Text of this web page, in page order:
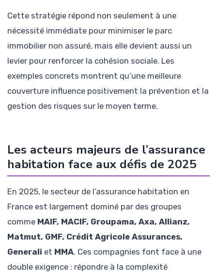
Cette stratégie répond non seulement à une
nécessité immédiate pour minimiser le parc
immobilier non assuré, mais elle devient aussi un
levier pour renforcer la cohésion sociale. Les
exemples concrets montrent qu’une meilleure
couverture influence positivement la prévention et la
gestion des risques sur le moyen terme.
Les acteurs majeurs de l’assurance
habitation face aux défis de 2025
En 2025, le secteur de l’assurance habitation en
France est largement dominé par des groupes
comme MAIF, MACIF, Groupama, Axa, Allianz,
Matmut, GMF, Crédit Agricole Assurances,
Generali et MMA. Ces compagnies font face à une
double exigence : répondre à la complexité